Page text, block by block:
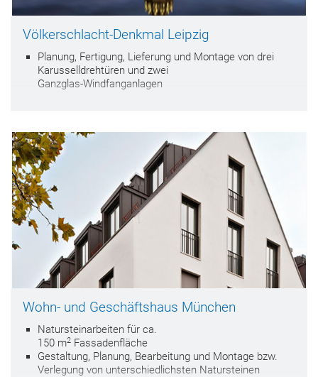
Völkerschlacht-Denkmal Leipzig
Planung, Fertigung, Lieferung und Montage von drei
Karusselldrehtüren und zwei
Ganzglas-Windfanganlagen
Wohn- und Geschäftshaus München
Natursteinarbeiten für ca.
150 m2 Fassadenfläche
Gestaltung, Planung, Bearbeitung und Montage bzw.
Verlegung von unterschiedlichsten Natursteinen